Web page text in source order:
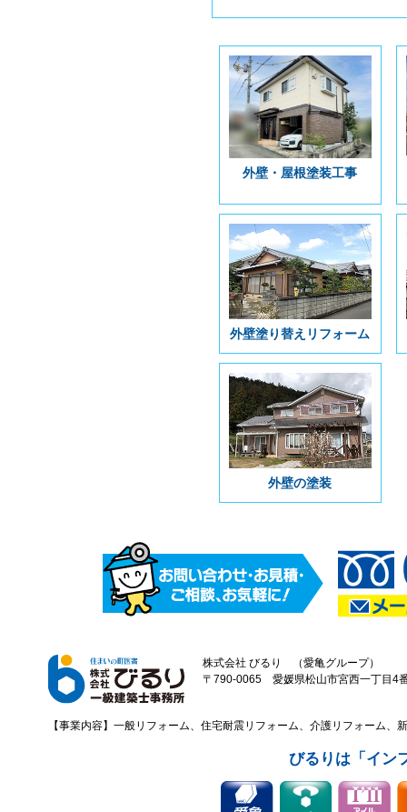
外壁・屋根塗装工事
外壁塗り替えリフォーム
外壁の塗装
株式会社 びるり （愛亀グループ）
〒790-0065 愛媛県松山市宮西一丁
【事業内容】一般リフォーム、住宅耐震リフォーム、介護リフォーム
びるりは「イン